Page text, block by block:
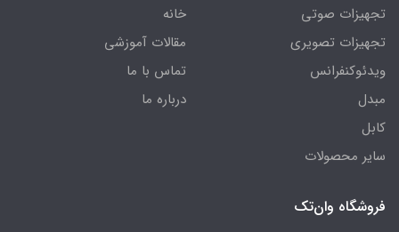
تجهیزات صوتی
تجهیزات تصویری
ویدئوکنفرانس
مبدل
کابل
سایر محصولات
خانه
مقالات آموزشی
تماس با ما
درباره ما
فروشگاه وان‌تک